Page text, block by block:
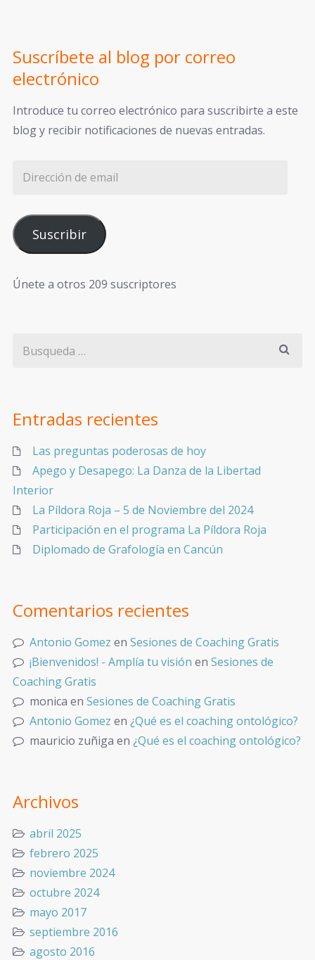
Suscríbete al blog por correo
electrónico
Introduce tu correo electrónico para suscribirte a este
blog y recibir notificaciones de nuevas entradas.
Suscribir
Únete a otros 209 suscriptores
Entradas recientes
Las preguntas poderosas de hoy
Apego y Desapego: La Danza de la Libertad
Interior
La Píldora Roja – 5 de Noviembre del 2024
Participación en el programa La Píldora Roja
Diplomado de Grafología en Cancún
Comentarios recientes
Antonio Gomez en Sesiones de Coaching Gratis
¡Bienvenidos! - Amplía tu visión en Sesiones de
Coaching Gratis
monica en Sesiones de Coaching Gratis
Antonio Gomez en ¿Qué es el coaching ontológico?
mauricio zuñiga en ¿Qué es el coaching ontológico?
Archivos
abril 2025
febrero 2025
noviembre 2024
octubre 2024
mayo 2017
septiembre 2016
agosto 2016